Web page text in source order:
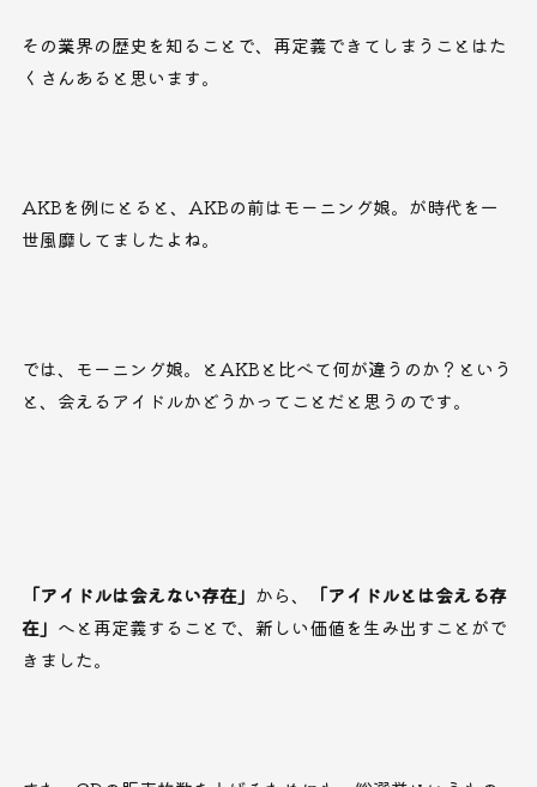
その業界の歴史を知ることで、再定義できてしまうことはた
くさんあると思います。
AKBを例にとると、AKBの前はモーニング娘。が時代を一
世風靡してましたよね。
では、モーニング娘。とAKBと比べて何が違うのか？という
と、会えるアイドルかどうかってことだと思うのです。
「アイドルは会えない存在」 から、
「アイドルとは会える存
在」 へと再定義することで、新しい価値を生み出すことがで
きました。